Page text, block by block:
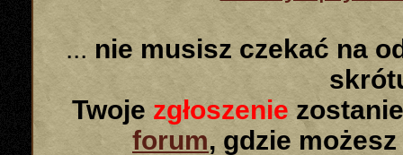
... nie musisz czekać na
Twoje zgłoszenie
forum, gdzie